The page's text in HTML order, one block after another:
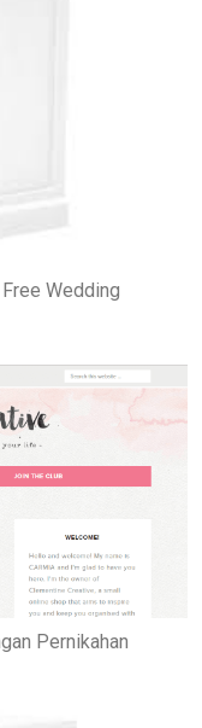
Wedding
Pernikahan